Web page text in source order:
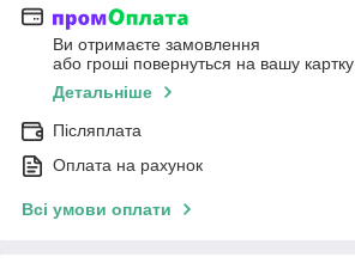
Ви отримаєте замовлення
або гроші повернуться на вашу картку
Детальніше
Післяплата
Оплата на рахунок
Всі умови оплати